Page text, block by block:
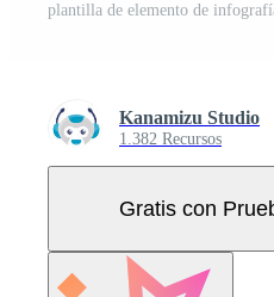
Kanamizu Studio
1.382 Recursos
Gratis con